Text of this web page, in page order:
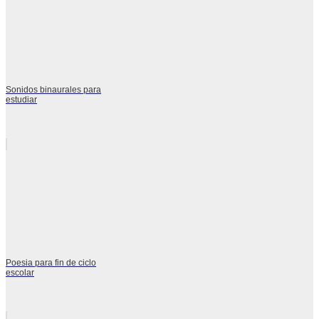
Sonidos binaurales para
estudiar
Poesia para fin de ciclo
escolar